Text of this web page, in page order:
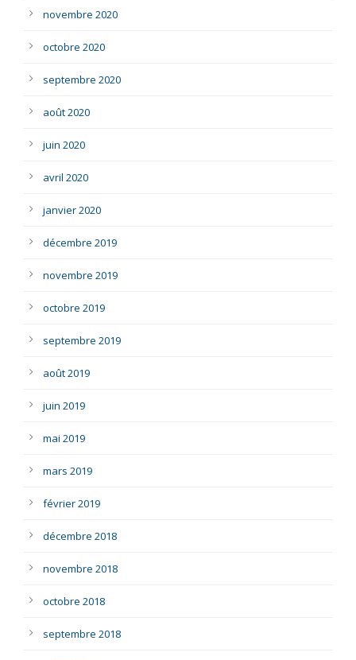
novembre 2020
octobre 2020
septembre 2020
août 2020
juin 2020
avril 2020
janvier 2020
décembre 2019
novembre 2019
octobre 2019
septembre 2019
août 2019
juin 2019
mai 2019
mars 2019
février 2019
décembre 2018
novembre 2018
octobre 2018
septembre 2018